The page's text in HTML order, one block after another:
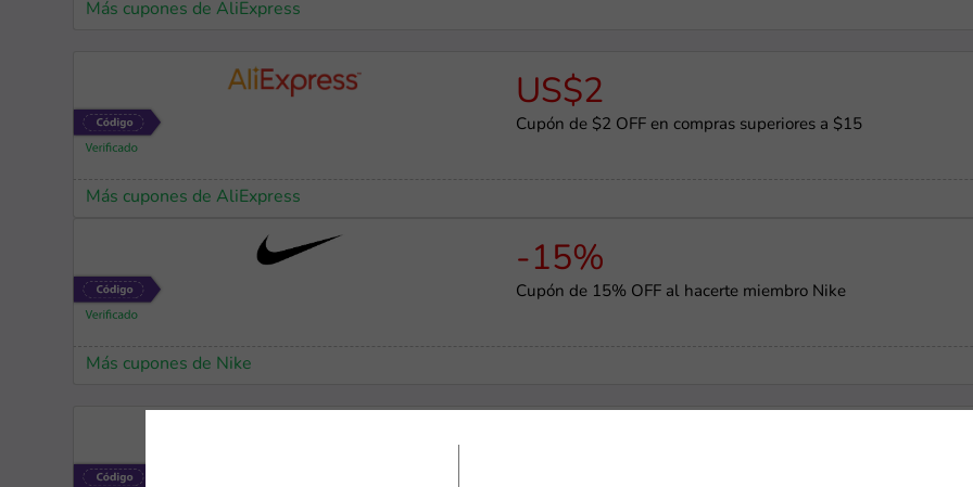
Más cupones de AliExpress
US$2
Cupón de $2 OFF en compras superiores a $15
Más cupones de AliExpress
-15%
Cupón de 15% OFF al hacerte miembro Nike
Más cupones de Nike